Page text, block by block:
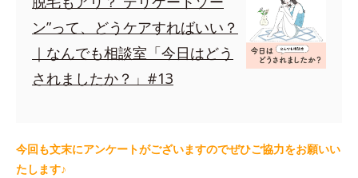
ン”って、どうケアすればいい？
｜なんでも相談室「今日はどう
されましたか？」#13
今回も文末にアンケートがございますのでぜひご協力をお願いい
たします♪